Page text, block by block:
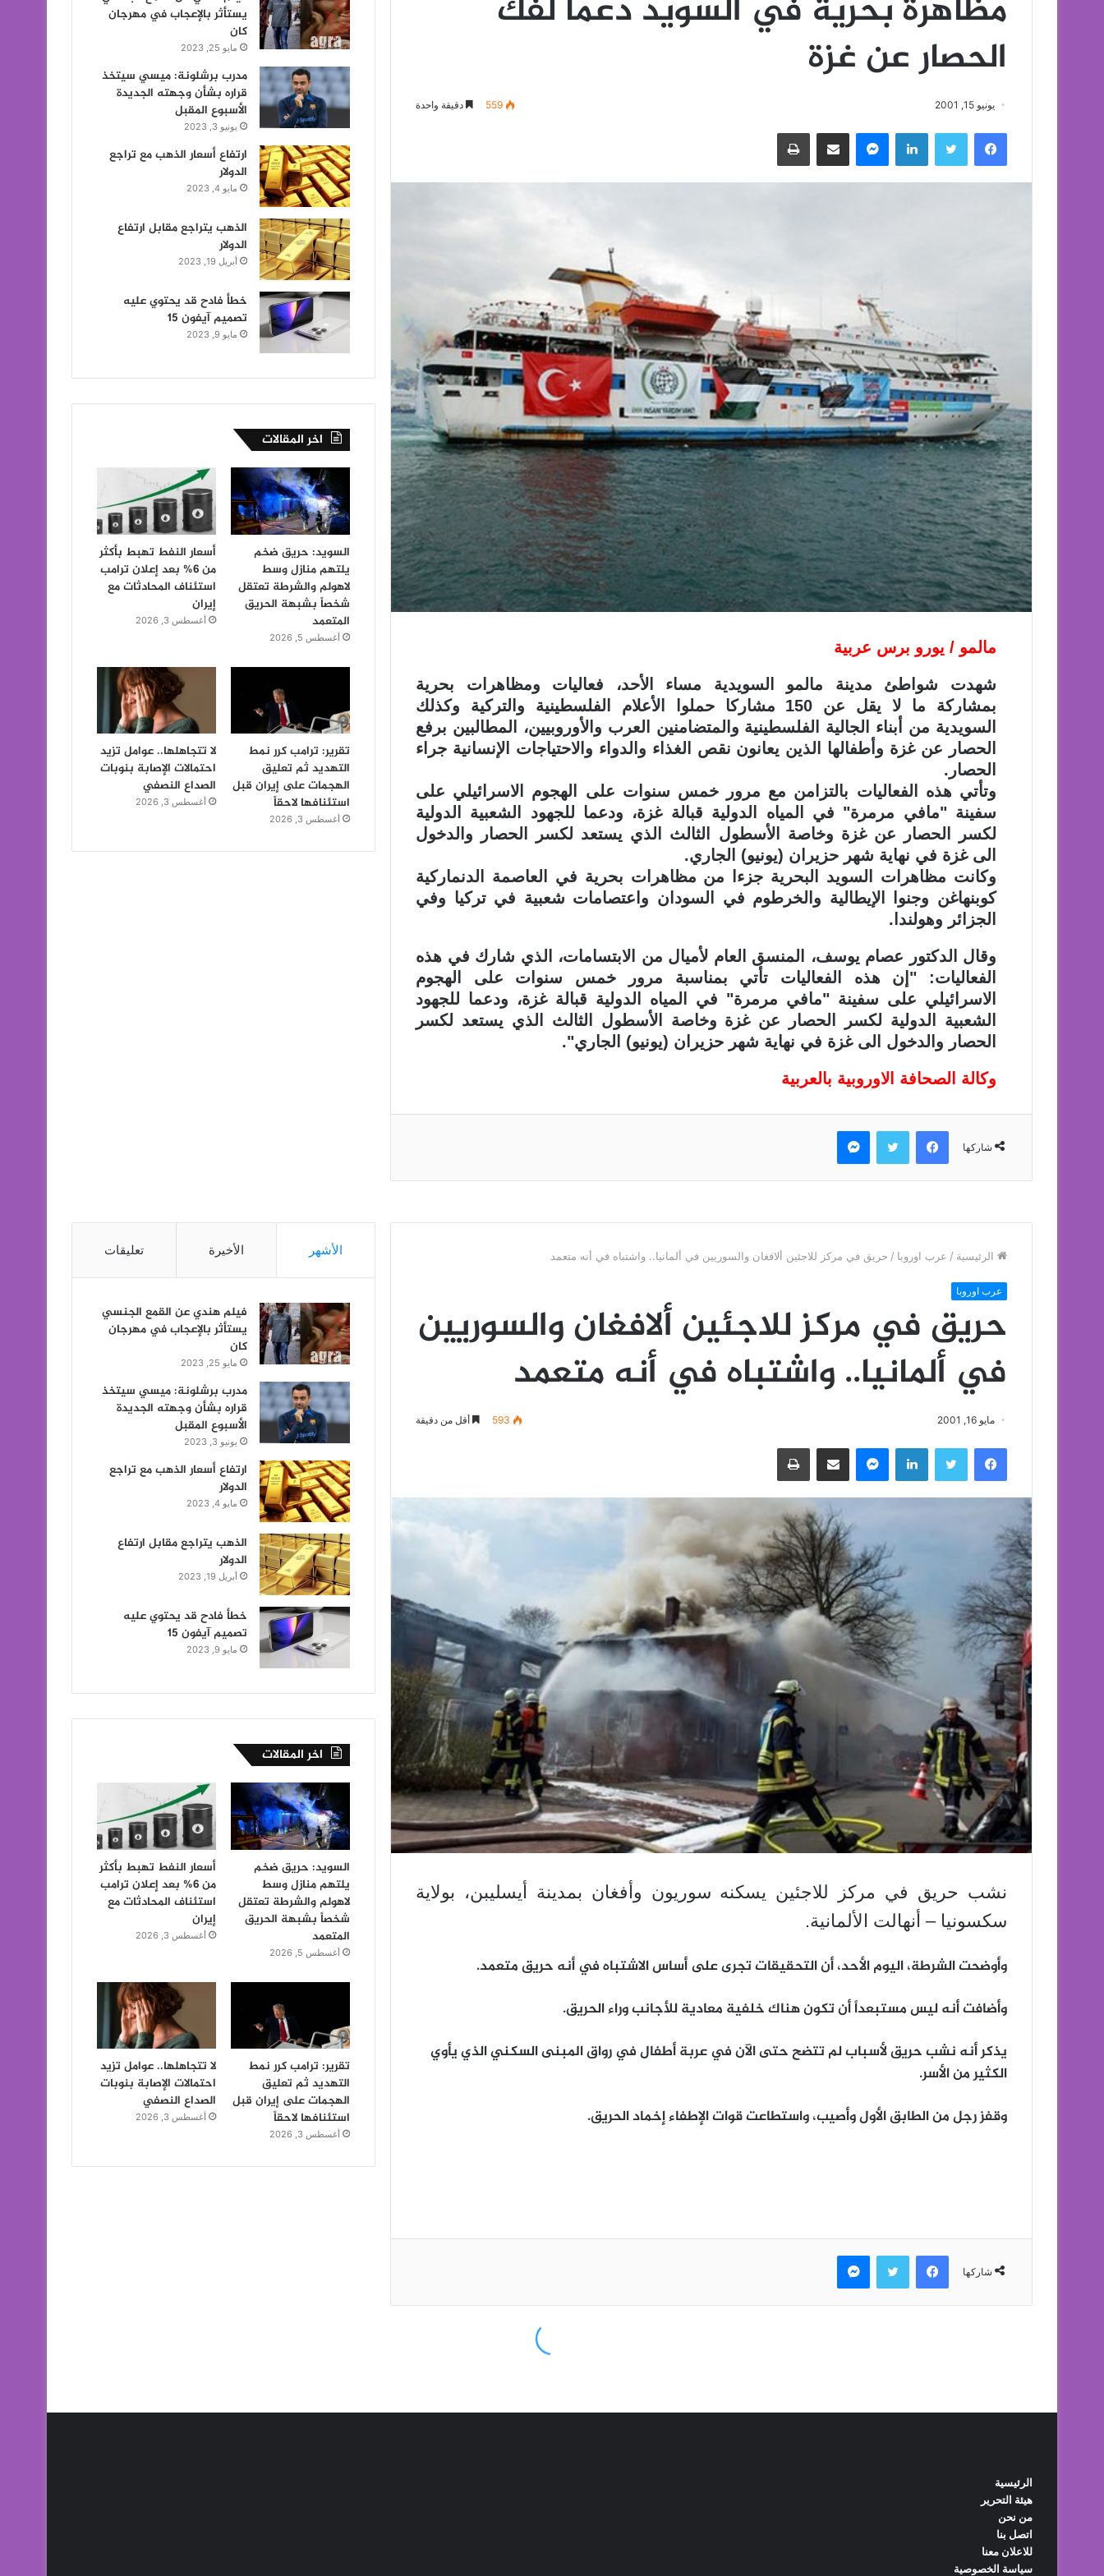
مظاهرة بحرية في السويد دعما لفك
الحصار عن غزة
يونيو 15, 2001 559 دقيقة واحدة
فيسبوك تويتر لينكدإن ماسنجر مشاركة عبر البريد طباعة
مالمو / يورو برس عربية
شهدت شواطئ مدينة مالمو السويدية مساء الأحد، فعاليات ومظاهرات بحرية
بمشاركة ما لا يقل عن 150 مشاركا حملوا الأعلام الفلسطينية والتركية وكذلك
السويدية من أبناء الجالية الفلسطينية والمتضامنين العرب والأوروبيين، المطالبين برفع
الحصار عن غزة وأطفالها الذين يعانون نقص الغذاء والدواء والاحتياجات الإنسانية جراء
الحصار.
وتأتي هذه الفعاليات بالتزامن مع مرور خمس سنوات على الهجوم الاسرائيلي على
سفينة "مافي مرمرة" في المياه الدولية قبالة غزة، ودعما للجهود الشعبية الدولية
لكسر الحصار عن غزة وخاصة الأسطول الثالث الذي يستعد لكسر الحصار والدخول
الى غزة في نهاية شهر حزيران (يونيو) الجاري.
وكانت مظاهرات السويد البحرية جزءا من مظاهرات بحرية في العاصمة الدنماركية
كوبنهاغن وجنوا الإيطالية والخرطوم في السودان واعتصامات شعبية في تركيا وفي
الجزائر وهولندا.
وقال الدكتور عصام يوسف، المنسق العام لأميال من الابتسامات، الذي شارك في هذه
الفعاليات: "إن هذه الفعاليات تأتي بمناسبة مرور خمس سنوات على الهجوم
الاسرائيلي على سفينة "مافي مرمرة" في المياه الدولية قبالة غزة، ودعما للجهود
الشعبية الدولية لكسر الحصار عن غزة وخاصة الأسطول الثالث الذي يستعد لكسر
الحصار والدخول الى غزة في نهاية شهر حزيران (يونيو) الجاري".
وكالة الصحافة الاوروبية بالعربية
شاركها
فيسبوك تويتر ماسنجر
يستأثر بالإعجاب في مهرجان
كان
مايو 25, 2023
مدرب برشلونة: ميسي سيتخذ
قراره بشأن وجهته الجديدة
الأسبوع المقبل
يونيو 3, 2023
ارتفاع أسعار الذهب مع تراجع
الدولار
مايو 4, 2023
الذهب يتراجع مقابل ارتفاع
الدولار
أبريل 19, 2023
خطأ فادح قد يحتوي عليه
تصميم آيفون 15
مايو 9, 2023
اخر المقالات
السويد: حريق ضخم
يلتهم منازل وسط
لاهولم والشرطة تعتقل
شخصاً بشبهة الحريق
المتعمد
أغسطس 5, 2026
أسعار النفط تهبط بأكثر
من 6% بعد إعلان ترامب
استئناف المحادثات مع
إيران
أغسطس 3, 2026
تقرير: ترامب كرر نمط
التهديد ثم تعليق
الهجمات على إيران قبل
استئنافها لاحقاً
أغسطس 3, 2026
لا تتجاهلها.. عوامل تزيد
احتمالات الإصابة بنوبات
الصداع النصفي
أغسطس 3, 2026
الرئيسية
هيئة التحرير
من نحن
اتصل بنا
للاعلان معنا
سياسة الخصوصية